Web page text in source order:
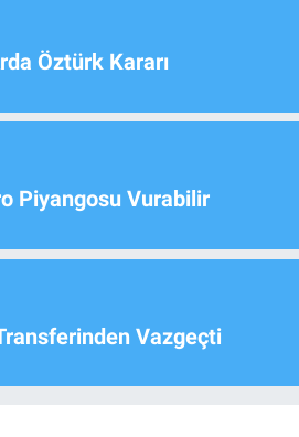
Öztürk Kararı
Piyangosu Vurabilir
Vazgeçti